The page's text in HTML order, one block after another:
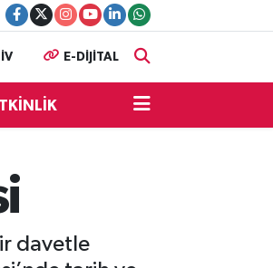
E-DİJİTAL
davetle